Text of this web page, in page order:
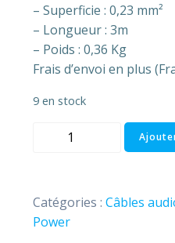
– Superficie : 0,23 mm²
– Longueur : 3m
– Poids : 0,36 Kg
Frais d’envoi en plus
9 en stock
quantité
m
-
Catégories : Câbles
Power